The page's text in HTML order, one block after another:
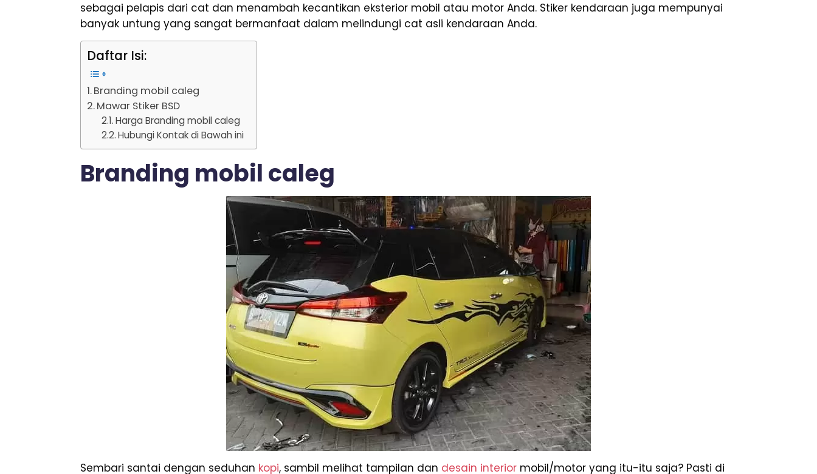
sebagai pelapis dari cat dan menambah kecantikan eksterior mobil atau motor Anda. Stiker kendaraan juga mempunyai
banyak untung yang sangat bermanfaat dalam melindungi cat asli kendaraan Anda.
Daftar Isi:
Branding mobil caleg
Mawar Stiker BSD
Harga Branding mobil caleg
Hubungi Kontak di Bawah ini
Branding mobil caleg
Sembari santai dengan seduhan kopi, sambil melihat tampilan dan desain interior mobil/motor yang itu-itu saja? Pasti di